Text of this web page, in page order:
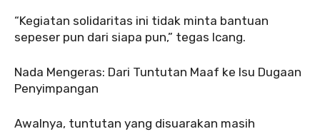
‎‎“Kegiatan solidaritas ini tidak minta bantuan
sepeser pun dari siapa pun,” tegas Icang.
‎‎Nada Mengeras: Dari Tuntutan Maaf ke Isu Dugaan
Penyimpangan
‎‎Awalnya, tuntutan yang disuarakan masih